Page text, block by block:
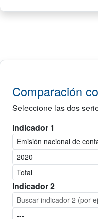
Comparación
Seleccione las dos
Indicador 1
Indicador 2